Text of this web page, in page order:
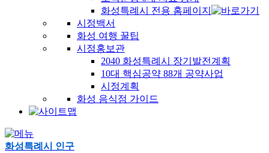
화성특례시 전용 홈페이지
시정백서
화성 여행 꿀팁
시정홍보관
2040 화성특례시 장기발전계획
10대 핵심공약 88개 공약사업
시정계획
화성 음식점 가이드
화성특례시 인구